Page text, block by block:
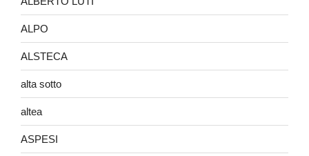
ALPO
ALSTECA
alta sotto
altea
ASPESI